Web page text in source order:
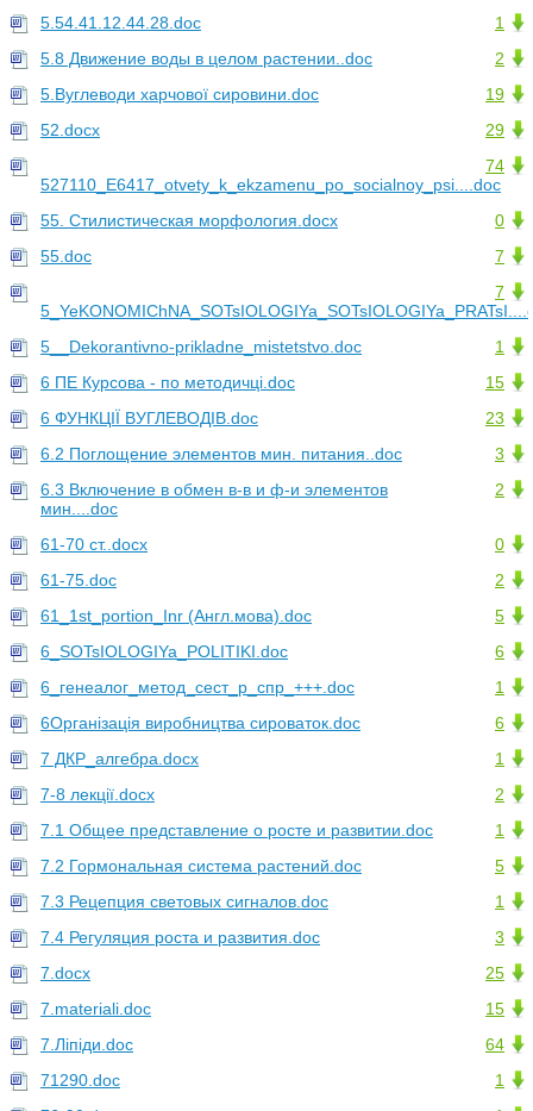
1
5.54.41.12.44.28.doc
2
5.8 Движение воды в целом растении..doc
19
5.Вуглеводи харчової сировини.doc
29
52.docx
74
527110_E6417_otvety_k_ekzamenu_po_socialnoy_psi....doc
0
55. Стилистическая морфология.docx
7
55.doc
7
1
5__Dekorantivno-prikladne_mistetstvo.doc
15
6 ПЕ Курсова - по методичці.doc
23
6 ФУНКЦІЇ ВУГЛЕВОДІВ.doc
3
6.2 Поглощение элементов мин. питания..doc
2
6.3 Включение в обмен в-в и ф-и элементов
мин....doc
0
61-70 ст..docx
2
61-75.doc
5
61_1st_portion_Inr (Англ.мова).doc
6
6_SOTsIOLOGIYa_POLITIKI.doc
1
6_генеалог_метод_сест_р_спр_+++.doc
6
6Організація виробництва сироваток.doc
1
7 ДКР_алгебра.docx
2
7-8 лекції.docx
1
7.1 Общее представление о росте и развитии.doc
5
7.2 Гормональная система растений.doc
1
7.3 Рецепция световых сигналов.doc
3
7.4 Регуляция роста и развития.doc
25
7.docx
15
7.materiali.doc
64
7.Ліпіди.doc
1
71290.doc